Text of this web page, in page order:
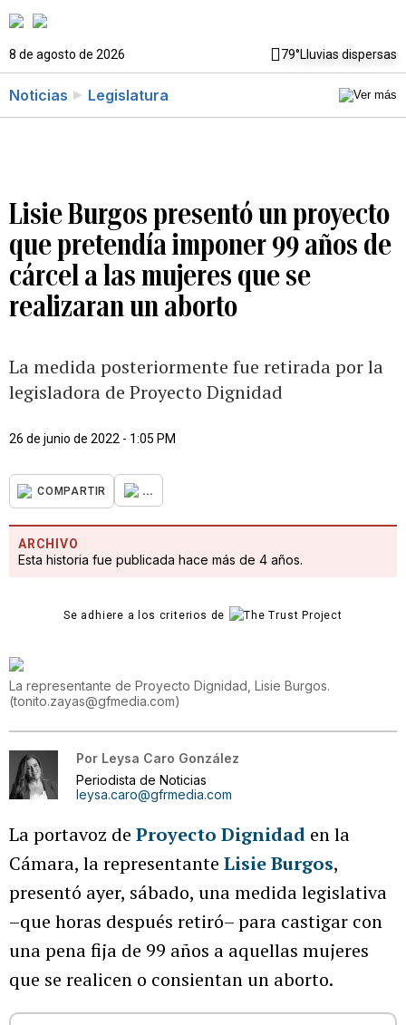
8 de agosto de 2026 79°Lluvias dispersas
Noticias Legislatura
Lisie Burgos presentó un proyecto
que pretendía imponer 99 años de
cárcel a las mujeres que se
realizaran un aborto
La medida posteriormente fue retirada por la
legisladora de Proyecto Dignidad
26 de junio de 2022 - 1:05 PM
COMPARTIR ...
ARCHIVO
Esta historia fue publicada hace más de 4 años.
Se adhiere a los criterios de
La representante de Proyecto Dignidad, Lisie Burgos.
(tonito.zayas@gfmedia.com)
Por Leysa Caro González
Periodista de Noticias
leysa.caro@gfrmedia.com
La portavoz de Proyecto Dignidad en la
Cámara, la representante Lisie Burgos,
presentó ayer, sábado, una medida legislativa
–que horas después retiró– para castigar con
una pena fija de 99 años a aquellas mujeres
que se realicen o consientan un aborto.